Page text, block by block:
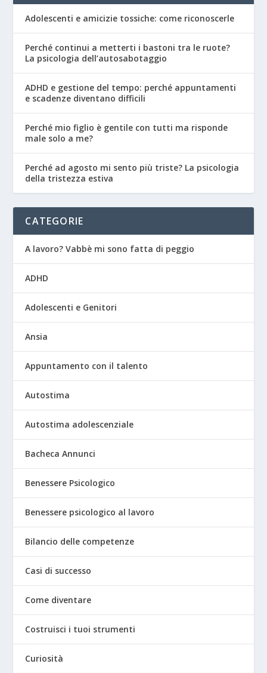
Adolescenti e amicizie tossiche: come riconoscerle
Perché continui a metterti i bastoni tra le ruote?
La psicologia dell’autosabotaggio
ADHD e gestione del tempo: perché appuntamenti
e scadenze diventano difficili
Perché mio figlio è gentile con tutti ma risponde
male solo a me?
Perché ad agosto mi sento più triste? La psicologia
della tristezza estiva
CATEGORIE
A lavoro? Vabbè mi sono fatta di peggio
ADHD
Adolescenti e Genitori
Ansia
Appuntamento con il talento
Autostima
Autostima adolescenziale
Bacheca Annunci
Benessere Psicologico
Benessere psicologico al lavoro
Bilancio delle competenze
Casi di successo
Come diventare
Costruisci i tuoi strumenti
Curiosità